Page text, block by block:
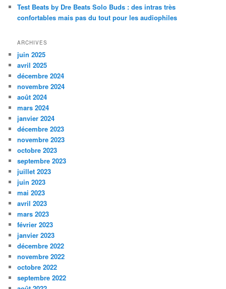
Test Beats by Dre Beats Solo Buds : des intras très
confortables mais pas du tout pour les audiophiles
ARCHIVES
juin 2025
avril 2025
décembre 2024
novembre 2024
août 2024
mars 2024
janvier 2024
décembre 2023
novembre 2023
octobre 2023
septembre 2023
juillet 2023
juin 2023
mai 2023
avril 2023
mars 2023
février 2023
janvier 2023
décembre 2022
novembre 2022
octobre 2022
septembre 2022